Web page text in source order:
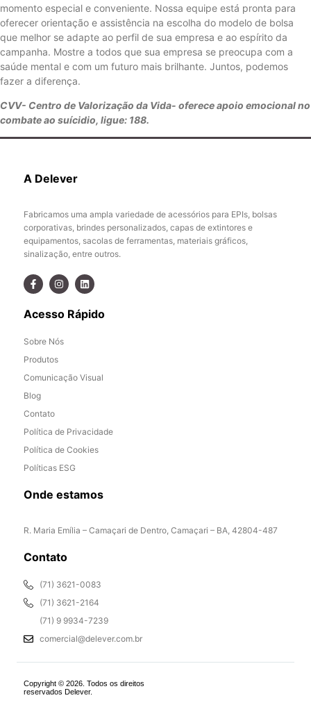
momento especial e conveniente. Nossa equipe está pronta para
oferecer orientação e assistência na escolha do modelo de bolsa
que melhor se adapte ao perfil de sua empresa e ao espírito da
campanha. Mostre a todos que sua empresa se preocupa com a
saúde mental e com um futuro mais brilhante. Juntos, podemos
fazer a diferença.
CVV- Centro de Valorização da Vida- oferece apoio emocional no
combate ao suícidio, ligue: 188.
A Delever
Fabricamos uma ampla variedade de acessórios para EPIs, bolsas
corporativas, brindes personalizados, capas de extintores e
equipamentos, sacolas de ferramentas, materiais gráficos,
sinalização, entre outros.
Acesso Rápido
Sobre Nós
Produtos
Comunicação Visual
Blog
Contato
Política de Privacidade
Política de Cookies
Políticas ESG
Onde estamos
R. Maria Emília – Camaçari de Dentro, Camaçari – BA, 42804-487
Contato
(71) 3621-0083
(71) 3621-2164
(71) 9 9934-7239
comercial@delever.com.br
Copyright © 2026. Todos os direitos
reservados Delever.